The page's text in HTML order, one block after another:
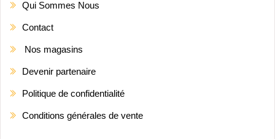
Qui Sommes Nous
Contact
Nos magasins
Devenir partenaire
Politique de confidentialité
Conditions générales de vente